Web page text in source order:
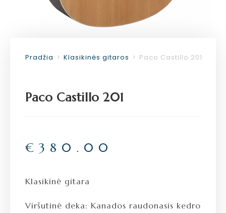
Pradžia > Klasikinės gitaros > Paco Castillo 201
Paco Castillo 201
€ 380.00
Klasikinė gitara
Viršutinė deka: Kanados raudonasis kedro